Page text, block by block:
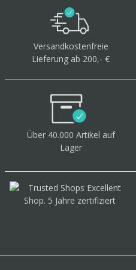
Versandkostenfreie
Lieferung ab 200,- €
Über 40.000 Artikel auf
Lager